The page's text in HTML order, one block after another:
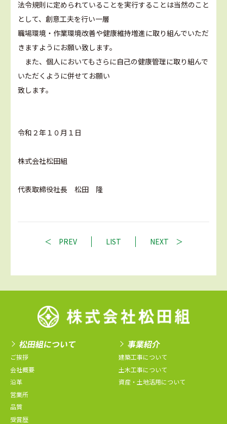
法令規則に定められていることを実行することは当然のこと
として、創意工夫を行い一層
職場環境・作業環境改善や健康維持増進に取り組んでいただ
きますようにお願い致します。
また、個人においてもさらに自己の健康管理に取り組んで
いただくように併せてお願い
致します。
令和２年１０月１日
株式会社松田組
代表取締役社長 松田 隆
PREV LIST NEXT
松田組について
ご挨拶
会社概要
沿革
営業所
品質
受賞歴
事業紹介
建築工事について
土木工事について
資産・土地活用について